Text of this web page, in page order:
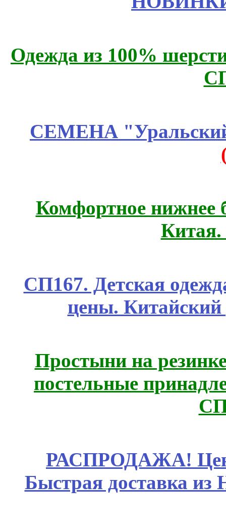
Одежда из 100%
СЕМЕНА
Комфортное нижнее
СП167. Детская
цены.
Простыни на
постельные
РАСПРОДАЖА!
Быстрая доставка из